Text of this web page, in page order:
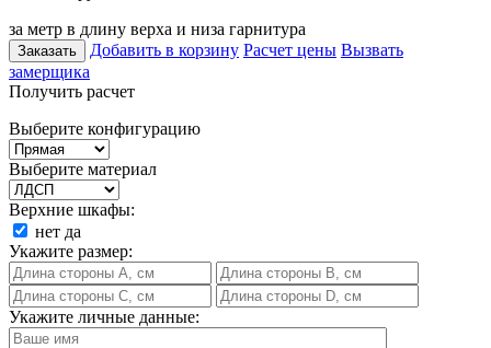
за метр в длину верха и низа гарнитура
Заказать Добавить в корзину Расчет цены Вызвать
замерщика
Получить расчет
Выберите конфигурацию
Выберите материал
Верхние шкафы:
нет да
Укажите размер:
Укажите личные данные: